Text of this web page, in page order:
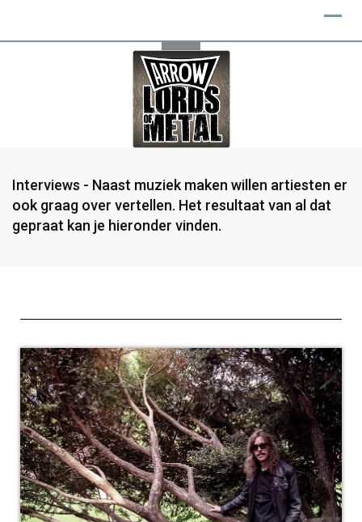
Interviews - Naast muziek maken willen artiesten er
ook graag over vertellen. Het resultaat van al dat
gepraat kan je hieronder vinden.